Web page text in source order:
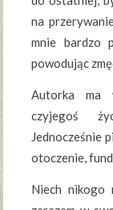
na
mnie bardzo
powodując
Autorka ma
czyjegoś
Jednocześnie
otoczenie,
Niech nikogo